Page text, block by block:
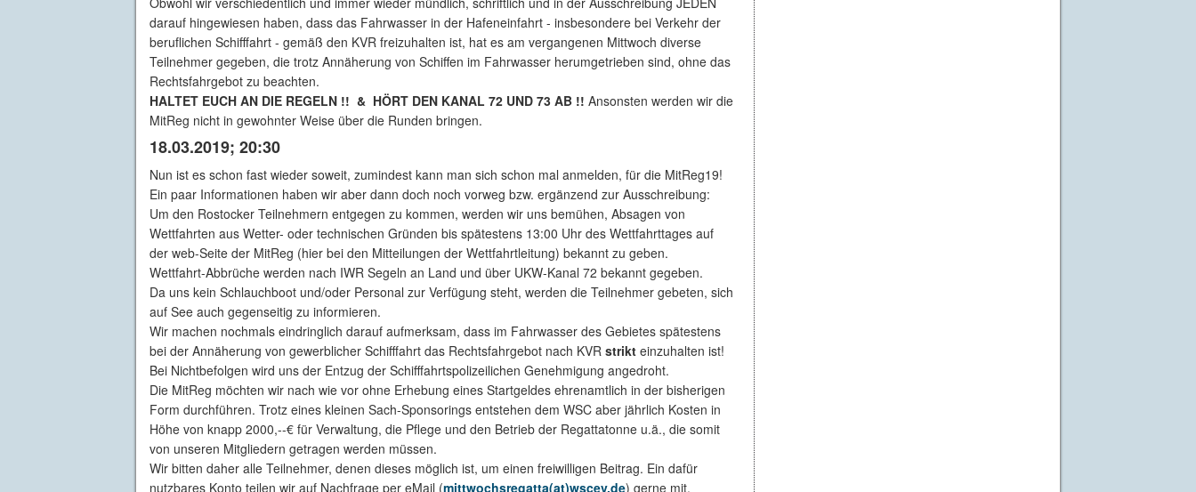
darauf hingewiesen haben, dass das Fahrwasser in der Hafeneinfahrt - insbesondere bei Verkehr der
beruflichen Schifffahrt - gemäß den KVR freizuhalten ist, hat es am vergangenen Mittwoch diverse
Teilnehmer gegeben, die trotz Annäherung von Schiffen im Fahrwasser herumgetrieben sind, ohne das
Rechtsfahrgebot zu beachten.
HALTET EUCH AN DIE REGELN !! & HÖRT DEN KANAL 72 UND 73 AB !! Ansonsten werden wir die
MitReg nicht in gewohnter Weise über die Runden bringen.
18.03.2019; 20:30
Nun ist es schon fast wieder soweit, zumindest kann man sich schon mal anmelden, für die MitReg19!
Ein paar Informationen haben wir aber dann doch noch vorweg bzw. ergänzend zur Ausschreibung:
Um den Rostocker Teilnehmern entgegen zu kommen, werden wir uns bemühen, Absagen von
Wettfahrten aus Wetter- oder technischen Gründen bis spätestens 13:00 Uhr des Wettfahrttages auf
der web-Seite der MitReg (hier bei den Mitteilungen der Wettfahrtleitung) bekannt zu geben.
Wettfahrt-Abbrüche werden nach IWR Segeln an Land und über UKW-Kanal 72 bekannt gegeben.
Da uns kein Schlauchboot und/oder Personal zur Verfügung steht, werden die Teilnehmer gebeten, sich
auf See auch gegenseitig zu informieren.
Wir machen nochmals eindringlich darauf aufmerksam, dass im Fahrwasser des Gebietes spätestens
bei der Annäherung von gewerblicher Schifffahrt das Rechtsfahrgebot nach KVR strikt einzuhalten ist!
Bei Nichtbefolgen wird uns der Entzug der Schifffahrtspolizeilichen Genehmigung angedroht.
Die MitReg möchten wir nach wie vor ohne Erhebung eines Startgeldes ehrenamtlich in der bisherigen
Form durchführen. Trotz eines kleinen Sach-Sponsorings entstehen dem WSC aber jährlich Kosten in
Höhe von knapp 2000,--€ für Verwaltung, die Pflege und den Betrieb der Regattatonne u.ä., die somit
von unseren Mitgliedern getragen werden müssen.
Wir bitten daher alle Teilnehmer, denen dieses möglich ist, um einen freiwilligen Beitrag. Ein dafür
nutzbares Konto teilen wir auf Nachfrage per eMail (mittwochsregatta(at)wscev.de) gerne mit.